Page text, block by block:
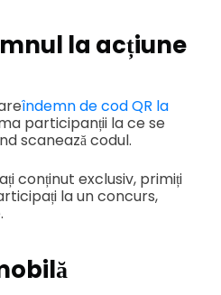
la acțiune
îndemn de cod QR la
participanții la ce se
scanează codul.
conținut exclusiv, primiți
la un concurs,